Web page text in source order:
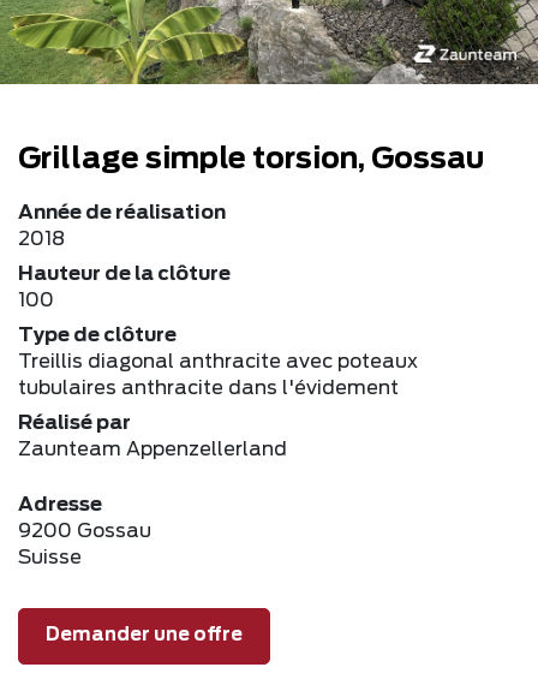
Grillage simple torsion, Gossau
Année de réalisation
2018
Hauteur de la clôture
100
Type de clôture
Treillis diagonal anthracite avec poteaux
tubulaires anthracite dans l'évidement
Réalisé par
Zaunteam Appenzellerland
Adresse
9200 Gossau
Suisse
Demander une offre